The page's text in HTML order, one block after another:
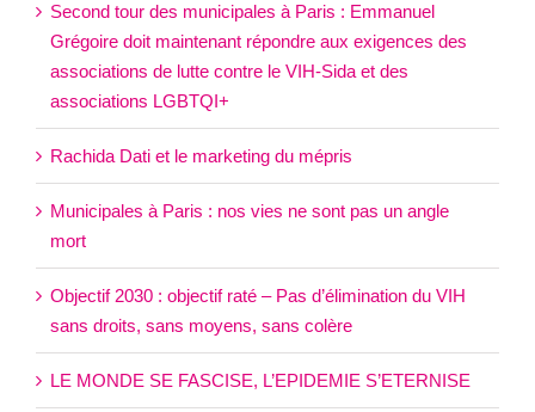
Second tour des municipales à Paris : Emmanuel
Grégoire doit maintenant répondre aux exigences des
associations de lutte contre le VIH-Sida et des
associations LGBTQI+
Rachida Dati et le marketing du mépris
Municipales à Paris : nos vies ne sont pas un angle
mort
Objectif 2030 : objectif raté – Pas d’élimination du VIH
sans droits, sans moyens, sans colère
LE MONDE SE FASCISE, L’EPIDEMIE S’ETERNISE